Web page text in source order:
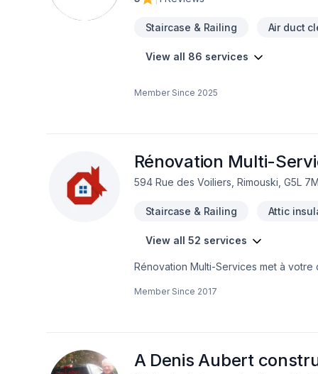
Staircase & Railing Air duct
View all 86 services
Member Since 2025
Rénovation Multi-
594 Rue des Voiliers, Rimouski, G5L
Staircase & Railing Attic
View all 52 services
Rénovation Multi-Services met à
Isolation, Isolation entre-toît, Isolation
votre satisfaction.
Member Since 2017
A Denis Aubert